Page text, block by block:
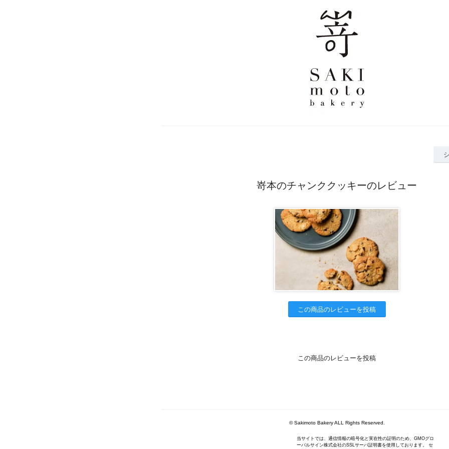
嵜本のチャンククッキーのレビュー
この商品のレビューを投稿
この商品のレビューを投稿
© Sakimoto Bakery ALL Rights Reserved.
当サイトでは、通信情報の暗号化と実在性の証明のため、GMOグロ
ーバルサイン株式会社のSSLサーバ証明書を使用しております。 セ